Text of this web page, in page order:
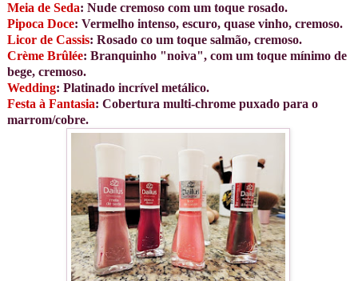
Meia de Seda: Nude cremoso com um toque rosado.
Pipoca Doce: Vermelho intenso, escuro, quase vinho, cremoso.
Licor de Cassis: Rosado co um toque salmão, cremoso.
Crème Brûlée: Branquinho "noiva", com um toque mínimo de
bege, cremoso.
Wedding: Platinado incrível metálico.
Festa à Fantasia: Cobertura multi-chrome puxado para o
marrom/cobre.